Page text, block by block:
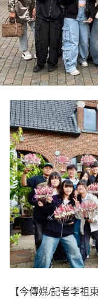
【今傳媒/記者李祖